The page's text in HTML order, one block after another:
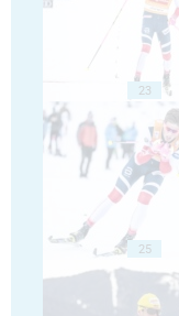
23
25